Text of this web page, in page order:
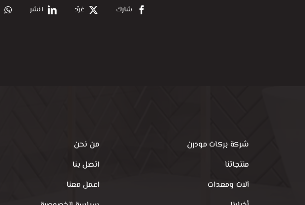
شارك غرِّد انشر
شركة بركات مودرن
منتجاتنا
آلات ومعدات
من نحن
اتصل بنا
اعمل معنا